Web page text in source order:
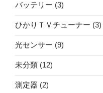
バッテリー (3)
ひかりＴＶチューナー (3)
光センサー (9)
未分類 (12)
測定器 (2)